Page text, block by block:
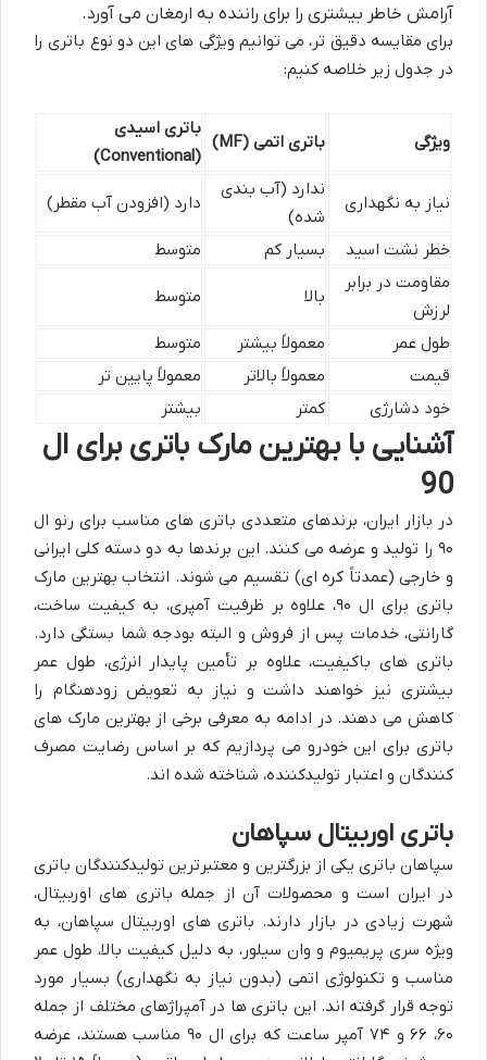
آرامش خاطر بیشتری را برای راننده به ارمغان می آورد.
برای مقایسه دقیق تر، می توانیم ویژگی های این دو نوع باتری را
در جدول زیر خلاصه کنیم:
ویژگی باتری اتمی (MF)
باتری اسیدی
(Conventional)
نیاز به نگهداری
ندارد (آب بندی
شده)
دارد (افزودن آب مقطر)
خطر نشت اسید بسیار کم
متوسط
مقاومت در برابر
لرزش
بالا متوسط
طول عمر معمولاً بیشتر
متوسط
قیمت
معمولاً بالاتر
معمولاً پایین تر
خود دشارژی
کمتر بیشتر
آشنایی با بهترین مارک باتری برای ال
90
در بازار ایران، برندهای متعددی باتری های مناسب برای رنو ال
۹۰ را تولید و عرضه می کنند. این برندها به دو دسته کلی ایرانی
و خارجی (عمدتاً کره ای) تقسیم می شوند. انتخاب بهترین مارک
باتری برای ال ۹۰، علاوه بر ظرفیت آمپری، به کیفیت ساخت،
گارانتی، خدمات پس از فروش و البته بودجه شما بستگی دارد.
باتری های باکیفیت، علاوه بر تأمین پایدار انرژی، طول عمر
بیشتری نیز خواهند داشت و نیاز به تعویض زودهنگام را
کاهش می دهند. در ادامه به معرفی برخی از بهترین مارک های
باتری برای این خودرو می پردازیم که بر اساس رضایت مصرف
کنندگان و اعتبار تولیدکننده، شناخته شده اند.
باتری اوربیتال سپاهان
سپاهان باتری یکی از بزرگترین و معتبرترین تولیدکنندگان باتری
در ایران است و محصولات آن از جمله باتری های اوربیتال،
شهرت زیادی در بازار دارند. باتری های اوربیتال سپاهان، به
ویژه سری پریمیوم و وان سیلور، به دلیل کیفیت بالا، طول عمر
مناسب و تکنولوژی اتمی (بدون نیاز به نگهداری) بسیار مورد
توجه قرار گرفته اند. این باتری ها در آمپراژهای مختلف از جمله
۶۰، ۶۶ و ۷۴ آمپر ساعت که برای ال ۹۰ مناسب هستند، عرضه